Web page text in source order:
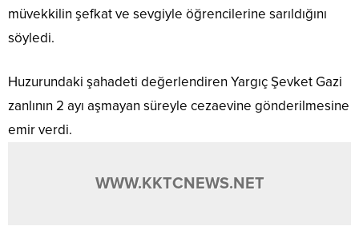
müvekkilin şefkat ve sevgiyle öğrencilerine sarıldığını
söyledi.
Huzurundaki şahadeti değerlendiren Yargıç Şevket Gazi
zanlının 2 ayı aşmayan süreyle cezaevine gönderilmesine
emir verdi.
WWW.KKTCNEWS.NET